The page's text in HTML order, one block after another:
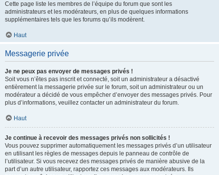
Cette page liste les membres de l’équipe du forum que sont les
administrateurs et les modérateurs, en plus de quelques informations
supplémentaires tels que les forums qu’ils modèrent.
Haut
Messagerie privée
Je ne peux pas envoyer de messages privés !
Soit vous n’êtes pas inscrit et connecté, soit un administrateur a désactivé
entièrement la messagerie privée sur le forum, soit un administrateur ou un
modérateur a décidé de vous empêcher d’envoyer des messages privés. Pour
plus d’informations, veuillez contacter un administrateur du forum.
Haut
Je continue à recevoir des messages privés non sollicités !
Vous pouvez supprimer automatiquement les messages privés d’un utilisateur
en utilisant les règles de messages depuis le panneau de contrôle de
l’utilisateur. Si vous recevez des messages privés de manière abusive de la
part d’un autre utilisateur, rapportez ces messages aux modérateurs. Ils